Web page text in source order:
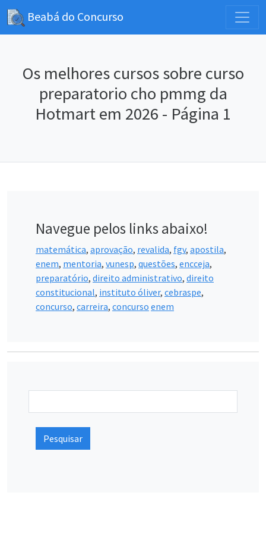
Beabá do Concurso
Os melhores cursos sobre curso
preparatorio cho pmmg da
Hotmart em 2026 - Página 1
Navegue pelos links abaixo!
matemática, aprovação, revalida, fgv, apostila,
enem, mentoria, vunesp, questões, encceja,
preparatório, direito administrativo, direito
constitucional, instituto óliver, cebraspe,
concurso, carreira, concurso enem
Pesquisar